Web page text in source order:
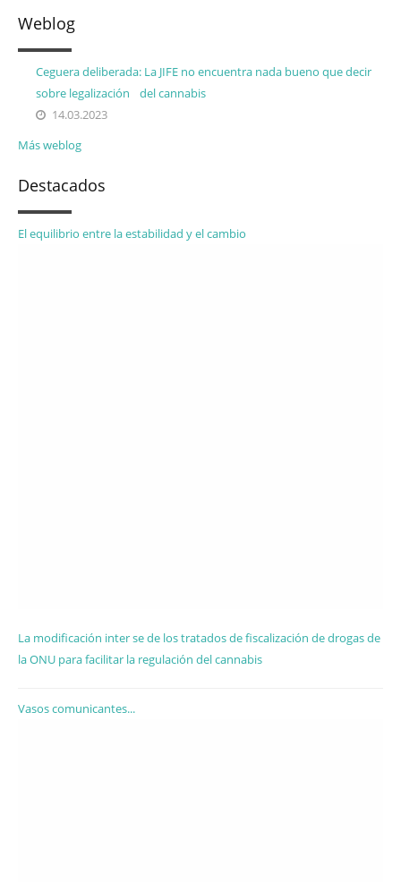
Weblog
Ceguera deliberada: La JIFE no encuentra nada bueno que decir
sobre legalización del cannabis
14.03.2023
Más weblog
Destacados
El equilibrio entre la estabilidad y el cambio
La modificación inter se de los tratados de fiscalización de drogas de
la ONU para facilitar la regulación del cannabis
Vasos comunicantes...